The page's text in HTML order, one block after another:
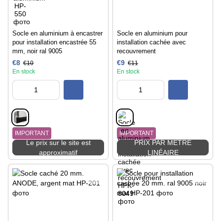
Socle en aluminium à encastrer
pour installation encastrée 55
mm, noir ral 9005
€8 €10
En stock
IMPORTANT
Le prix sur le site est
approximatif
Socle en aluminium pour
installation cachée avec
recouvrement
€9 €11
En stock
IMPORTANT
PRIX PAR MÈTRE
LINÉAIRE